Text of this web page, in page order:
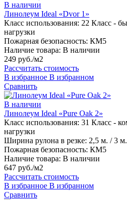
В наличии
Линолеум Ideal «Dvor 1»
Класс использования: 22 Класс -
нагрузки
Пожарная безопасность: КМ5
Наличие товара: В наличии
249 руб./м2
Рассчитать стоимость
В избранное В избранном
Сравнить
В наличии
Линолеум Ideal «Pure Oak 2»
Класс использования: 31 Класс -
нагрузки
Ширина рулона в резке: 2,5 м. / 3
Пожарная безопасность: КМ5
Наличие товара: В наличии
647 руб./м2
Рассчитать стоимость
В избранное В избранном
Сравнить